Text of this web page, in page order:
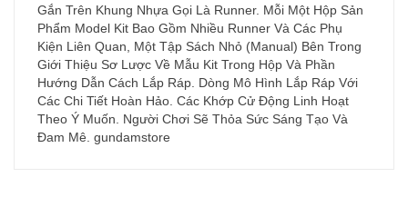
Gắn Trên Khung Nhựa Gọi Là Runner. Mỗi Một Hộp Sản
Phẩm Model Kit Bao Gồm Nhiều Runner Và Các Phụ
Kiện Liên Quan, Một Tập Sách Nhỏ (Manual) Bên Trong
Giới Thiệu Sơ Lược Về Mẫu Kit Trong Hộp Và Phần
Hướng Dẫn Cách Lắp Ráp. Dòng Mô Hình Lắp Ráp Với
Các Chi Tiết Hoàn Hảo. Các Khớp Cử Động Linh Hoạt
Theo Ý Muốn. Người Chơi Sẽ Thỏa Sức Sáng Tạo Và
Đam Mê. gundamstore